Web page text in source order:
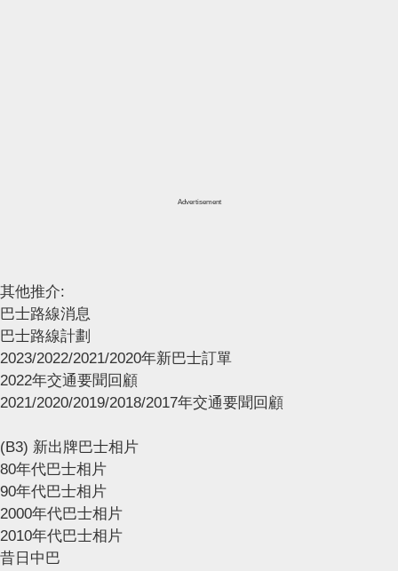
Advertisement
其他推介:
巴士路線消息
巴士路線計劃
2023/2022/2021/2020年新巴士訂單
2022年交通要聞回顧
2021/2020/2019/2018/2017年交通要聞回顧
(B3) 新出牌巴士相片
80年代巴士相片
90年代巴士相片
2000年代巴士相片
2010年代巴士相片
昔日中巴